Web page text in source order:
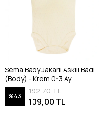
Sema Baby Jakarlı Askılı Badi
(Body) - Krem 0-3 Ay
%43
192,70 TL
109,00 TL